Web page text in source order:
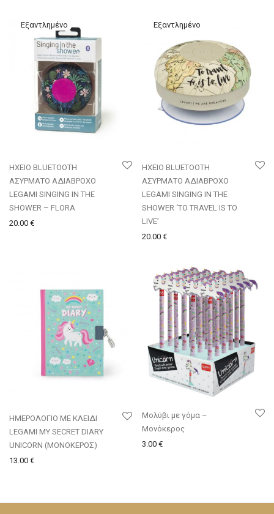
ΗΧΕΙΟ BLUETOOTH
ΑΣΥΡΜΑΤΟ ΑΔΙΑΒΡΟΧΟ
LEGAMI SINGING IN THE
SHOWER – FLORA
20.00 €
ΗΧΕΙΟ BLUETOOTH
ΑΣΥΡΜΑΤΟ ΑΔΙΑΒΡΟΧΟ
LEGAMI SINGING IN THE
SHOWER ‘TO TRAVEL IS TO
LIVE’
20.00 €
ΗΜΕΡΟΛΟΓΙΟ ΜΕ ΚΛΕΙΔΙ
LEGAMI MY SECRET DIARY
UNICORN (ΜΟΝΟΚΕΡΟΣ)
13.00 €
Μολύβι με γόμα –
Μονόκερος
3.00 €